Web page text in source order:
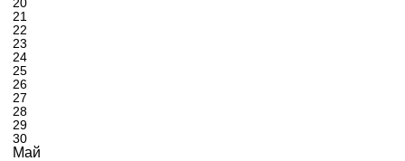
21
22
23
24
25
26
27
28
29
30
Май